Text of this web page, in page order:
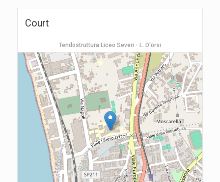
Court
Tendostruttura Liceo Severi - L. D'orsi